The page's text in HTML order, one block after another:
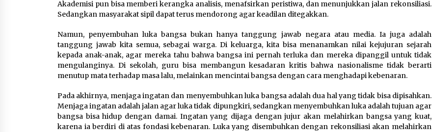
Akademisi pun bisa memberi kerangka analisis, menafsirkan peristiwa, dan menunjukkan jalan rekonsiliasi.
Sedangkan masyarakat sipil dapat terus mendorong agar keadilan ditegakkan.
Namun, penyembuhan luka bangsa bukan hanya tanggung jawab negara atau media. Ia juga adalah
tanggung jawab kita semua, sebagai warga. Di keluarga, kita bisa menanamkan nilai kejujuran sejarah
kepada anak-anak, agar mereka tahu bahwa bangsa ini pernah terluka dan mereka dipanggil untuk tidak
mengulanginya. Di sekolah, guru bisa membangun kesadaran kritis bahwa nasionalisme tidak berarti
menutup mata terhadap masa lalu, melainkan mencintai bangsa dengan cara menghadapi kebenaran.
Pada akhirnya, menjaga ingatan dan menyembuhkan luka bangsa adalah dua hal yang tidak bisa dipisahkan.
Menjaga ingatan adalah jalan agar luka tidak dipungkiri, sedangkan menyembuhkan luka adalah tujuan agar
bangsa bisa hidup dengan damai. Ingatan yang dijaga dengan jujur akan melahirkan bangsa yang kuat,
karena ia berdiri di atas fondasi kebenaran. Luka yang disembuhkan dengan rekonsiliasi akan melahirkan